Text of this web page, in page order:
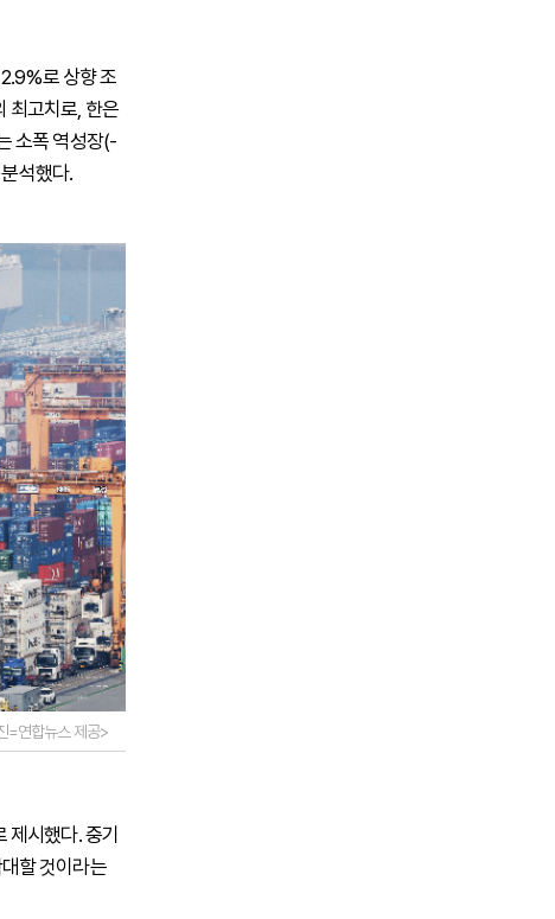
로 상향 조
최고치로, 한은
소폭 역성장(-
석했다.
=연합뉴스 제공>
제시했다. 중기
할 것이라는